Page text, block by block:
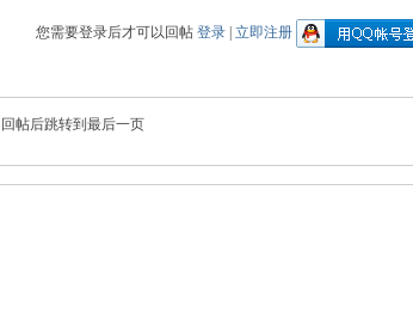
您需要登录后才可以回帖 登录| 立即注册
回帖后跳转到最后一页